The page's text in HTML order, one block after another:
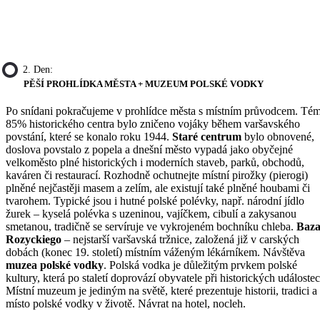
2. Den:
PĚŠÍ PROHLÍDKA MĚSTA + MUZEUM POLSKÉ VODKY
Po snídani pokračujeme v prohlídce města s místním průvodcem.
85% historického centra bylo zničeno vojáky během varšavského
povstání, které se konalo roku 1944. Staré centrum bylo obnovené,
doslova povstalo z popela a dnešní město vypadá jako obyčejné
velkoměsto plné historických i moderních staveb, parků, obchodů,
kaváren či restaurací. Rozhodně ochutnejte místní pirožky (pierogi)
plněné nejčastěji masem a zelím, ale existují také plněné houbami či
tvarohem. Typické jsou i hutné polské polévky, např. národní jídlo
žurek – kyselá polévka s uzeninou, vajíčkem, cibulí a zakysanou
smetanou, tradičně se servíruje ve vykrojeném bochníku chleba.
Rozyckiego – nejstarší varšavská tržnice, založená již v carských
dobách (konec 19. století) místním váženým lékárníkem. Návštěva
muzea polské vodky. Polská vodka je důležitým prvkem polské
kultury, která po staletí doprovází obyvatele při historických
Místní muzeum je jediným na světě, které prezentuje historii, tradici a
místo polské vodky v životě. Návrat na hotel, nocleh.